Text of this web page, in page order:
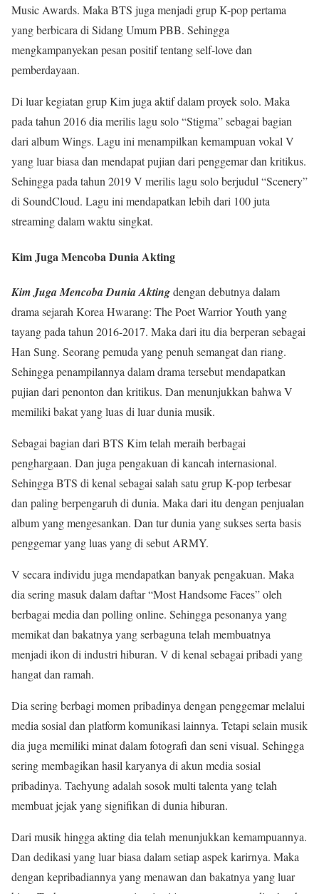
Music Awards. Maka BTS juga menjadi grup K-pop pertama
yang berbicara di Sidang Umum PBB. Sehingga
mengkampanyekan pesan positif tentang self-love dan
pemberdayaan.
Di luar kegiatan grup Kim juga aktif dalam proyek solo. Maka
pada tahun 2016 dia merilis lagu solo “Stigma” sebagai bagian
dari album Wings. Lagu ini menampilkan kemampuan vokal V
yang luar biasa dan mendapat pujian dari penggemar dan kritikus.
Sehingga pada tahun 2019 V merilis lagu solo berjudul “Scenery”
di SoundCloud. Lagu ini mendapatkan lebih dari 100 juta
streaming dalam waktu singkat.
Kim Juga Mencoba Dunia Akting
Kim Juga Mencoba Dunia Aktingdengan debutnya dalam
drama sejarah Korea Hwarang: The Poet Warrior Youth yang
tayang pada tahun 2016-2017. Maka dari itu dia berperan sebagai
Han Sung. Seorang pemuda yang penuh semangat dan riang.
Sehingga penampilannya dalam drama tersebut mendapatkan
pujian dari penonton dan kritikus. Dan menunjukkan bahwa V
memiliki bakat yang luas di luar dunia musik.
Sebagai bagian dari BTS Kim telah meraih berbagai
penghargaan. Dan juga pengakuan di kancah internasional.
Sehingga BTS di kenal sebagai salah satu grup K-pop terbesar
dan paling berpengaruh di dunia. Maka dari itu dengan penjualan
album yang mengesankan. Dan tur dunia yang sukses serta basis
penggemar yang luas yang di sebut ARMY.
V secara individu juga mendapatkan banyak pengakuan. Maka
dia sering masuk dalam daftar “Most Handsome Faces” oleh
berbagai media dan polling online. Sehingga pesonanya yang
memikat dan bakatnya yang serbaguna telah membuatnya
menjadi ikon di industri hiburan. V di kenal sebagai pribadi yang
hangat dan ramah.
Dia sering berbagi momen pribadinya dengan penggemar melalui
media sosial dan platform komunikasi lainnya. Tetapi selain musik
dia juga memiliki minat dalam fotografi dan seni visual. Sehingga
sering membagikan hasil karyanya di akun media sosial
pribadinya. Taehyung adalah sosok multi talenta yang telah
membuat jejak yang signifikan di dunia hiburan.
Dari musik hingga akting dia telah menunjukkan kemampuannya.
Dan dedikasi yang luar biasa dalam setiap aspek karirnya. Maka
dengan kepribadiannya yang menawan dan bakatnya yang luar